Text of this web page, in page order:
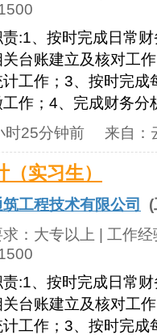
责:1、按时完成日常
台账建立及核对工
工作；3、按时完成
作；4、完成财务分
时25分钟前 来自：
（实习生）
工程技术有限公司
： 大专以上 | 工作
责:1、按时完成日常
台账建立及核对工
工作；3、按时完成